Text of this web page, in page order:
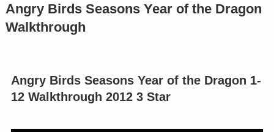
Angry Birds Seasons Year of the Dragon
Walkthrough
Angry Birds Seasons Year of the Dragon 1-
12 Walkthrough 2012 3 Star